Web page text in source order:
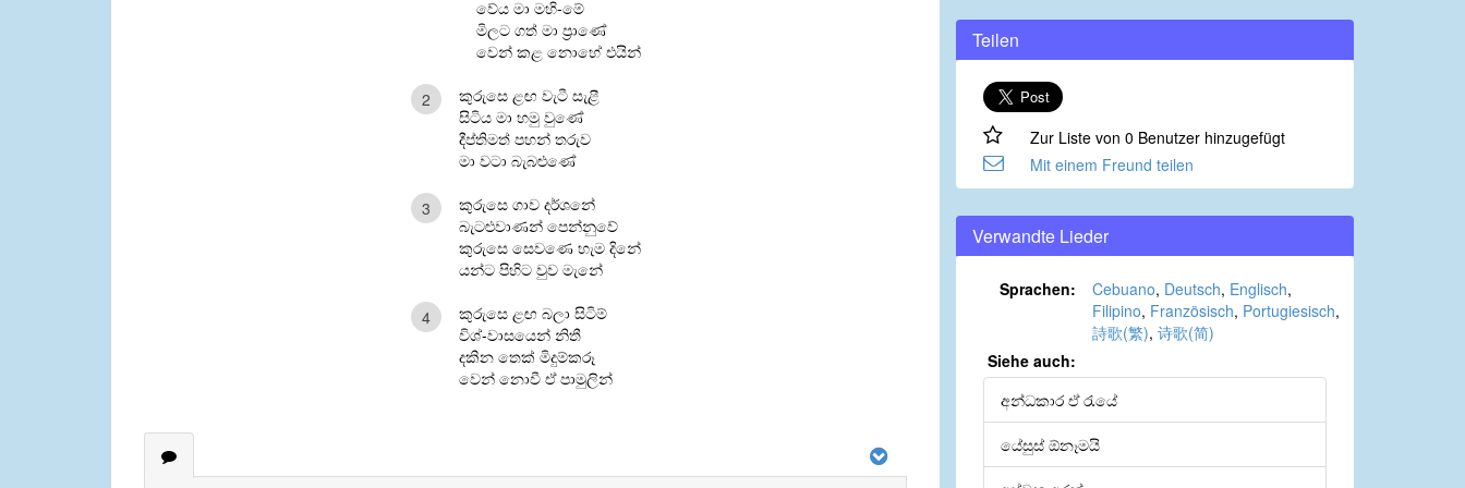
වේය මා මහි-මේ
මිලට ගත් මා ප්‍රාණේ
වෙන් කළ නොහේ එයින්
2
කුරුසෙ ළඟ වැටී සැළී
සිටිය මා හමු වුණේ
දීප්තිමත් පහන් තරුව
මා වටා බැබළුණේ
3
කුරුසෙ ගාව දර්ශනේ
බැටළුවාණන් පෙන්නුවේ
කුරුසෙ සෙවණෙ හැම දිනේ
යන්ට පිහිට වුව මැනේ
4
කුරුසෙ ළඟ බලා සිටිම්
විශ්-වාසයෙන් නිතී
දකින තෙක් මිදුම්කරූ
වෙන් නොවී ඒ පාමුලින්
Teilen
Zur Liste von 0 Benutzer hinzugefügt
Mit einem Freund teilen
Verwandte Lieder
Sprachen: Cebuano, Deutsch, Englisch,
Filipino, Französisch, Portugiesisch,
詩歌(繁), 诗歌(简)
Siehe auch:
අන්ධකාර ඒ රැයේ
යේසුස් ඕනෑමයි